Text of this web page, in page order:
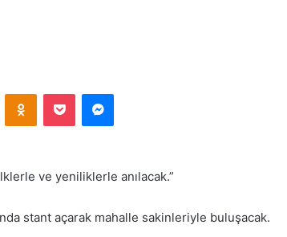
ve yeniliklerle anılacak.”
stant açarak mahalle sakinleriyle buluşacak.